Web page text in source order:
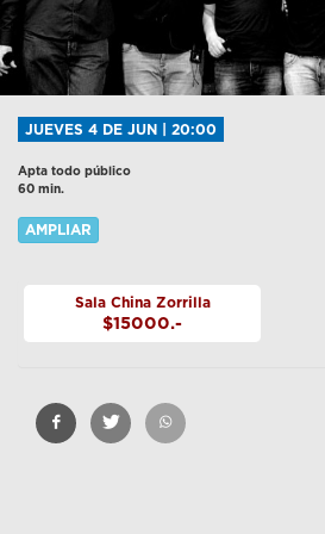
JUEVES 4 DE JUN | 20:00
Apta todo público
60 min.
AMPLIAR
Sala China Zorrilla
$15000.-